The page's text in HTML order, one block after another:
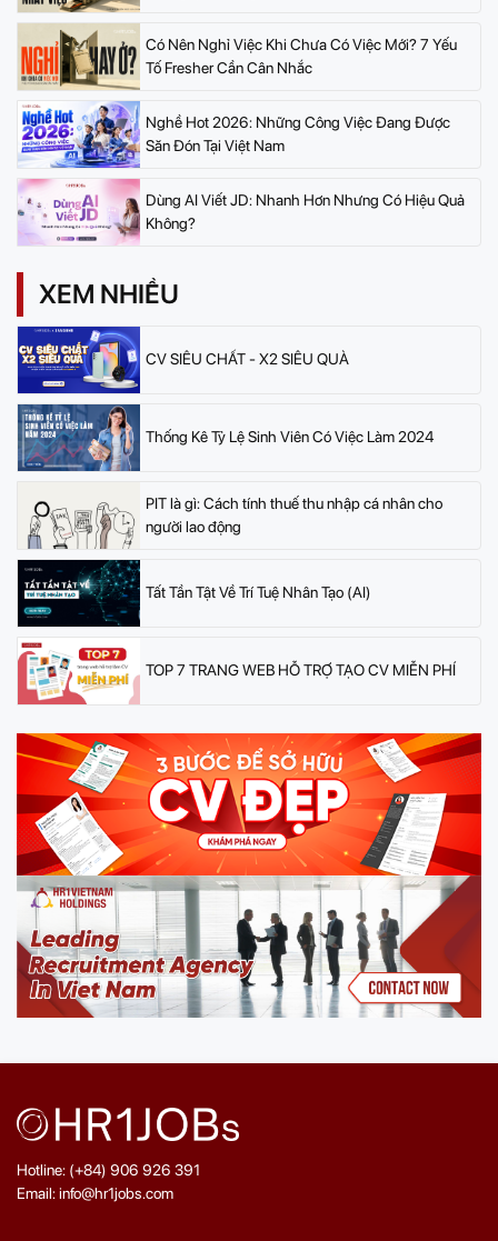
Có Nên Nghỉ Việc Khi Chưa Có Việc Mới? 7 Yếu
Tố Fresher Cần Cân Nhắc
Nghề Hot 2026: Những Công Việc Đang Được
Săn Đón Tại Việt Nam
Dùng AI Viết JD: Nhanh Hơn Nhưng Có Hiệu Quả
Không?
XEM NHIỀU
CV SIÊU CHẤT - X2 SIÊU QUÀ
Thống Kê Tỷ Lệ Sinh Viên Có Việc Làm 2024
PIT là gì: Cách tính thuế thu nhập cá nhân cho
người lao động
Tất Tần Tật Về Trí Tuệ Nhân Tạo (AI)
TOP 7 TRANG WEB HỖ TRỢ TẠO CV MIỄN PHÍ
Hotline: (+84) 906 926 391
Email: info@hr1jobs.com